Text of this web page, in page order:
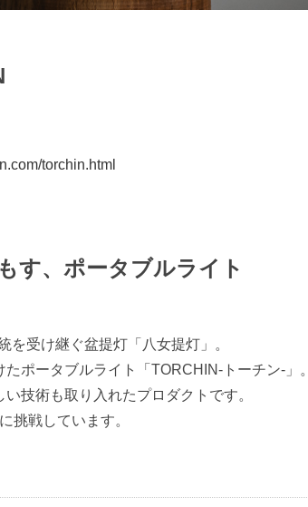
/torchin.html
す、ポータブルライト
受け継ぐ盆提灯「八女提灯」。
ポータブルライト「TORCHIN-トーチン-」。
技術も取り入れたプロダクトです。
挑戦しています。